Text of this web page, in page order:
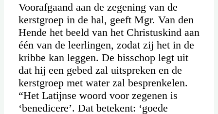
Voorafgaand aan de zegening van de
kerstgroep in de hal, geeft Mgr. Van den
Hende het beeld van het Christuskind aan
één van de leerlingen, zodat zij het in de
kribbe kan leggen. De bisschop legt uit
dat hij een gebed zal uitspreken en de
kerstgroep met water zal besprenkelen.
“Het Latijnse woord voor zegenen is
‘benedicere’. Dat betekent: ‘goede